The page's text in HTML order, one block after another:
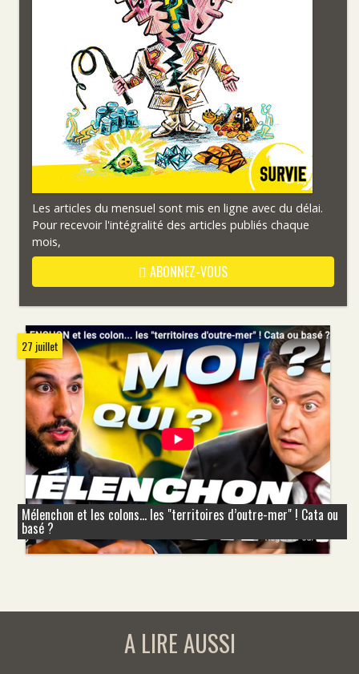
Les articles du mensuel sont mis en ligne avec du délai.
Pour recevoir l'intégralité des articles publiés chaque
mois,
ABONNEZ-VOUS
27 juillet
Mélenchon et les colons... les "territoires d’outre-mer" ! Cata ou
basé ?
A LIRE AUSSI